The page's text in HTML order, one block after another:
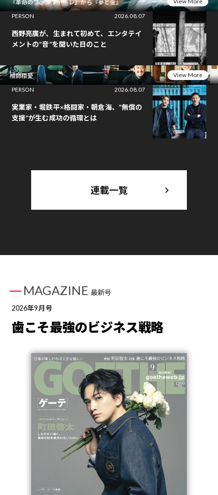
『革命のファンファーレ』から『夢と金』
PERSON
2026.08.07
西野亮廣が、生まれて初めて、エンタテイ
メントの“音”を聞いた日のこと
相師相愛
View More
PERSON
2026.08.07
実業家・堀鉄平×格闘家・朝倉海、“無償の
支援”が生む成功の循環とは
連載一覧
MAGAZINE 最新号
2026年9月号
歯こそ最強のビジネス戦略